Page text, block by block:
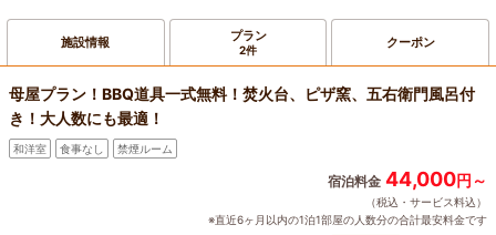
施設情報 プラン
2件 クーポン
母屋プラン！BBQ道具一式無料！焚火台、ピザ窯、五右衛門風呂付
き！大人数にも最適！
和洋室 食事なし 禁煙ルーム
宿泊料金 44,000円～
（税込・サービス料込）
※直近6ヶ月以内の1泊1部屋の人数分の合計最安料金です